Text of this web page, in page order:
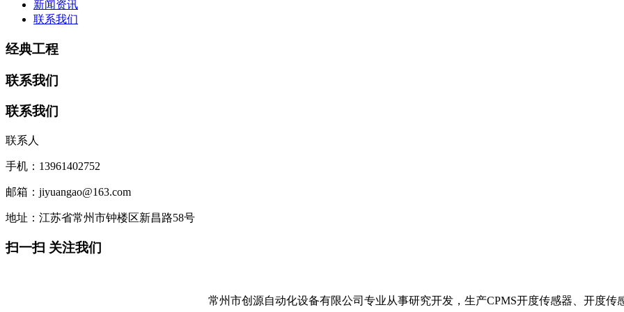
新闻资讯
联系我们
经典工程
联系我们
联系我们
联系人
手机：13961402752
邮箱：jiyuangao@163.com
地址：江苏省常州市钟楼区新昌路58号
扫一扫 关注我们
常州市创源自动化设备有限公司专业从事研究开发，生产CPMS开度传感器、开度传